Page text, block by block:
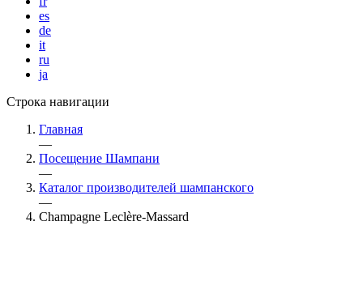
es
de
it
ru
ja
Строка навигации
Главная
—
Посещение Шампани
—
Каталог производителей шампанского
—
Champagne Leclère-Massard